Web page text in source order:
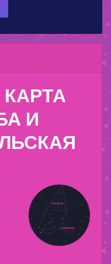
И